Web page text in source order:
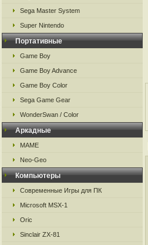
Sega Master System
Super Nintendo
Портативные
Game Boy
Game Boy Advance
Game Boy Color
Sega Game Gear
WonderSwan / Color
Аркадные
MAME
Neo-Geo
Компьютеры
Современные Игры для ПК
Microsoft MSX-1
Oric
Sinclair ZX-81